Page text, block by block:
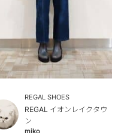
REGAL SHOES
REGAL イオンレイクタウ
ン
miko